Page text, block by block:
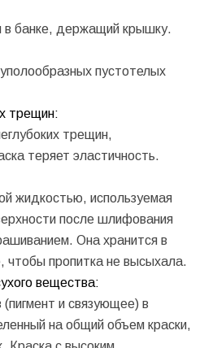
в банке, держащий крышку.
пустотелых
трещин:
трещин,
теряет эластичность.
жидкостью, используемая
после шлифования
Она хранится в
чтобы пропитка не высыхала.
вещества:
и связующее) в
на общий объем краски,